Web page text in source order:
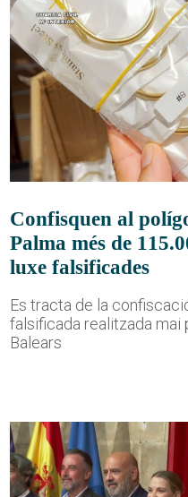
Confisquen al
Palma més de
luxe falsificades
Es tracta de la
falsificada realitzada mai
Balears